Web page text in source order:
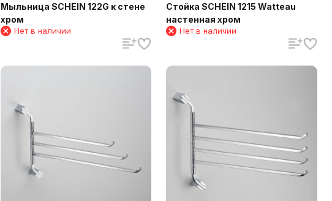
Мыльница SCHEIN 122G к стене
хром
Нет в наличии
Стойка SCHEIN 1215 Watteau
настенная хром
Нет в наличии